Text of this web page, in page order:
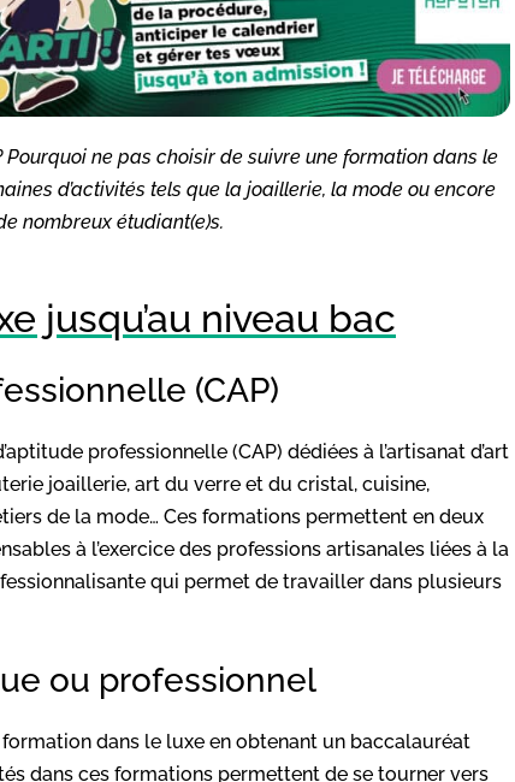
ne pas choisir de suivre une formation dans le
d’activités tels que la joaillerie, la mode ou encore
nombreux étudiant(e)s.
jusqu’au niveau bac
(CAP)
professionnelle (CAP) dédiées à l’artisanat d’art
joaillerie, art du verre et du cristal, cuisine,
de la mode… Ces formations permettent en deux
à l’exercice des professions artisanales liées à la
qui permet de travailler dans plusieurs
ou professionnel
dans le luxe en obtenant un baccalauréat
dans ces formations permettent de se tourner vers